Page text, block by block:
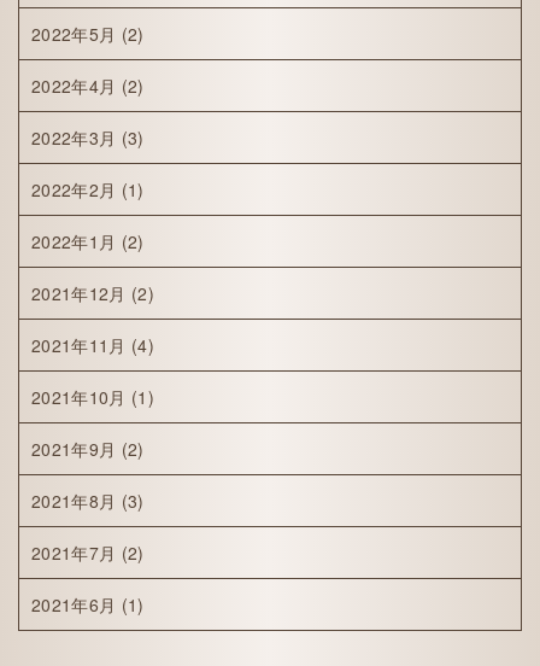
2022年5月 (2)
2022年4月 (2)
2022年3月 (3)
2022年2月 (1)
2022年1月 (2)
2021年12月 (2)
2021年11月 (4)
2021年10月 (1)
2021年9月 (2)
2021年8月 (3)
2021年7月 (2)
2021年6月 (1)